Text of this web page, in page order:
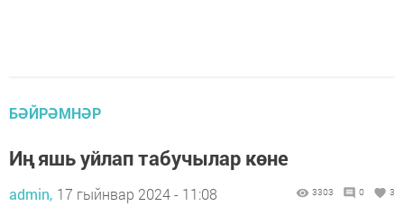
БӘЙРӘМНӘР
Иң яшь уйлап табучылар көне
admin, 17 гыйнвар 2024 - 11:08 3303 0 3